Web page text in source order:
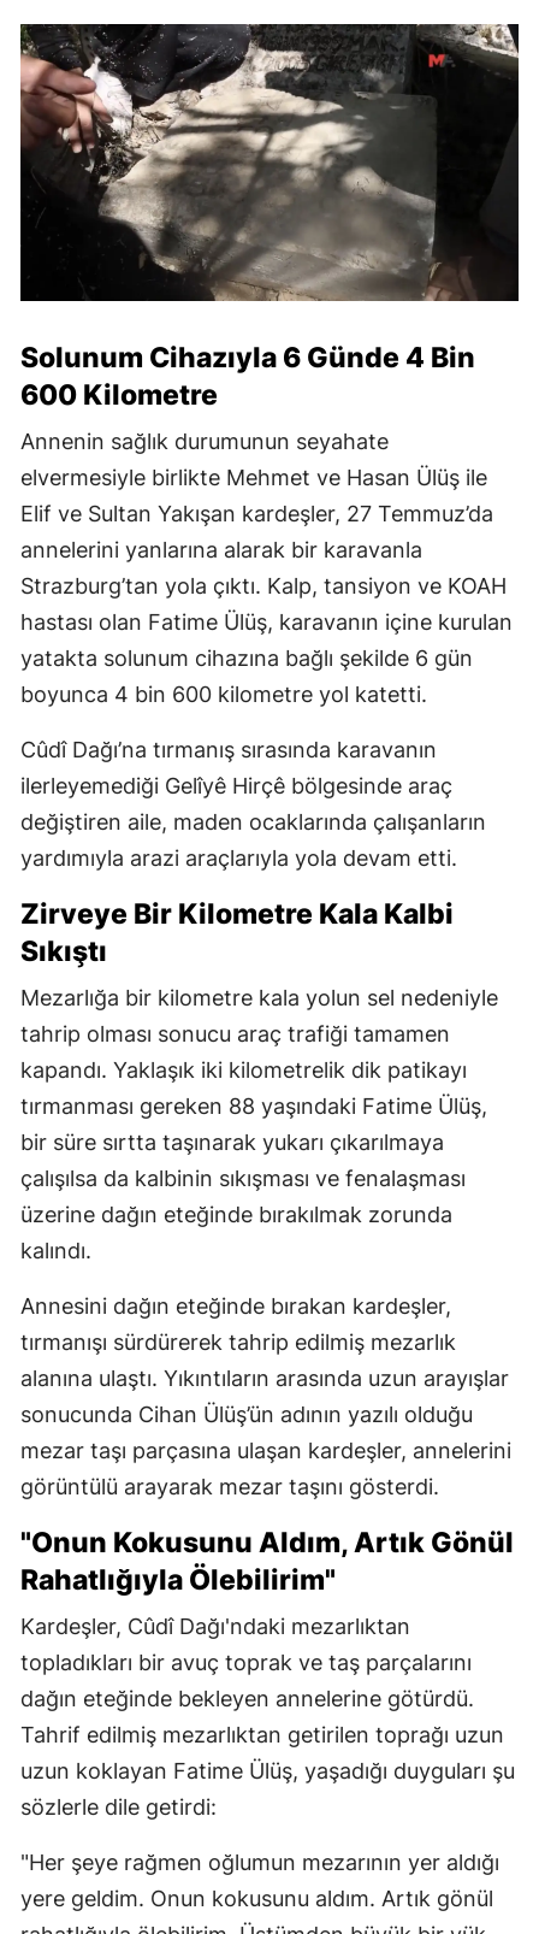
Solunum Cihazıyla 6 Günde 4 Bin
600 Kilometre
Annenin sağlık durumunun seyahate
elvermesiyle birlikte Mehmet ve Hasan Ülüş ile
Elif ve Sultan Yakışan kardeşler, 27 Temmuz’da
annelerini yanlarına alarak bir karavanla
Strazburg’tan yola çıktı. Kalp, tansiyon ve KOAH
hastası olan Fatime Ülüş, karavanın içine kurulan
yatakta solunum cihazına bağlı şekilde 6 gün
boyunca 4 bin 600 kilometre yol katetti.
Cûdî Dağı’na tırmanış sırasında karavanın
ilerleyemediği Gelîyê Hirçê bölgesinde araç
değiştiren aile, maden ocaklarında çalışanların
yardımıyla arazi araçlarıyla yola devam etti.
Zirveye Bir Kilometre Kala Kalbi
Sıkıştı
Mezarlığa bir kilometre kala yolun sel nedeniyle
tahrip olması sonucu araç trafiği tamamen
kapandı. Yaklaşık iki kilometrelik dik patikayı
tırmanması gereken 88 yaşındaki Fatime Ülüş,
bir süre sırtta taşınarak yukarı çıkarılmaya
çalışılsa da kalbinin sıkışması ve fenalaşması
üzerine dağın eteğinde bırakılmak zorunda
kalındı.
Annesini dağın eteğinde bırakan kardeşler,
tırmanışı sürdürerek tahrip edilmiş mezarlık
alanına ulaştı. Yıkıntıların arasında uzun arayışlar
sonucunda Cihan Ülüş’ün adının yazılı olduğu
mezar taşı parçasına ulaşan kardeşler, annelerini
görüntülü arayarak mezar taşını gösterdi.
"Onun Kokusunu Aldım, Artık Gönül
Rahatlığıyla Ölebilirim"
Kardeşler, Cûdî Dağı'ndaki mezarlıktan
topladıkları bir avuç toprak ve taş parçalarını
dağın eteğinde bekleyen annelerine götürdü.
Tahrif edilmiş mezarlıktan getirilen toprağı uzun
uzun koklayan Fatime Ülüş, yaşadığı duyguları şu
sözlerle dile getirdi:
"Her şeye rağmen oğlumun mezarının yer aldığı
yere geldim. Onun kokusunu aldım. Artık gönül